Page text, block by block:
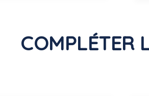
COMPLÉTER